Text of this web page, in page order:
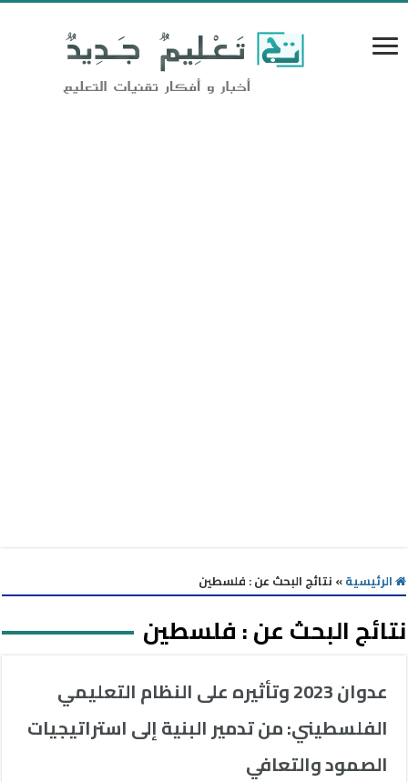
الرئيسية» نتائج البحث عن : فلسطين
نتائج البحث عن :فلسطين
عدوان 2023 وتأثيره على النظام التعليمي
الفلسطيني: من تدمير البنية إلى استراتيجيات
الصمود والتعافي